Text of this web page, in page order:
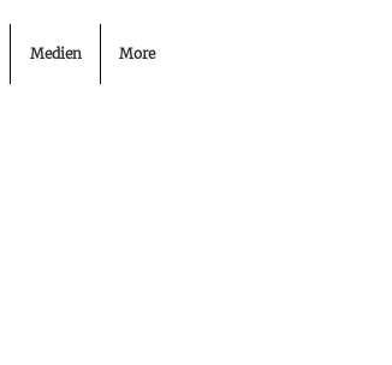
Medien More